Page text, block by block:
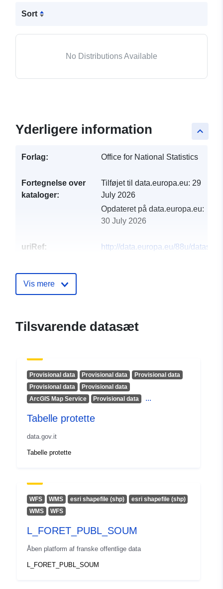
Sort
No Distributions Available
keyboard_arrow_up
Yderligere information
Forlag: Office for National Statistics
Fortegnelse over
kataloger:
Tilføjet til data.europa.eu: 29
July 2026
Opdateret på data.europa.eu:
30 July 2026
uriRef:
http://data.europa.eu/88u/dataset/
Vis mere
Tilsvarende datasæt
Provisional data Provisional data
Provisional data
Provisional data
Provisional data
ArcGIS Map Service
Provisional data ...
Tabelle protette
data.gov.it
Tabelle protette
WFS WMS esri shapefile (shp)
esri shapefile (shp)
WMS
WFS
L_FORET_PUBL_SOUM
Åben platform af franske offentlige data
L_FORET_PUBL_SOUM